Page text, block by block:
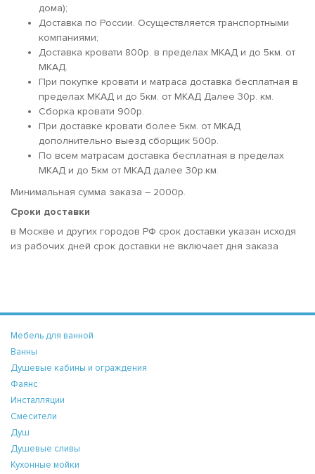
дома);
Доставка по России. Осуществляется транспортными
компаниями;
Доставка кровати 800р. в пределах МКАД и до 5км. от
МКАД.
При покупке кровати и матраса доставка бесплатная в
пределах МКАД и до 5км. от МКАД Далее 30р. км.
Сборка кровати 900р.
При доставке кровати более 5км. от МКАД
дополнительно выезд сборщик 500р.
По всем матрасам доставка бесплатная в пределах
МКАД и до 5км от МКАД далее 30р.км.
Минимальная сумма заказа – 2000р.
Сроки доставки
в Москве и других городов РФ срок доставки указан исходя
из рабочих дней срок доставки не включает дня заказа
Мебель для ванной
Ванны
Душевые кабины и ограждения
Фаянс
Инсталляции
Смесители
Душ
Душевые сливы
Кухонные мойки